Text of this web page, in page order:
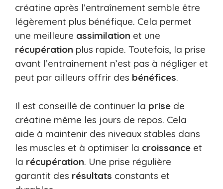
créatine après l’entraînement semble être
légèrement plus bénéfique. Cela permet
une meilleure assimilation et une
récupération plus rapide. Toutefois, la prise
avant l’entraînement n’est pas à négliger et
peut par ailleurs offrir des bénéfices.
Il est conseillé de continuer la prise de
créatine même les jours de repos. Cela
aide à maintenir des niveaux stables dans
les muscles et à optimiser la croissance et
la récupération. Une prise régulière
garantit des résultats constants et